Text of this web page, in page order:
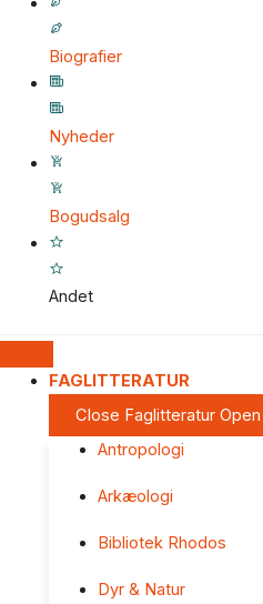
Biografier
Nyheder
Bogudsalg
Andet
FAGLITTERATUR
Close Faglitteratur
Antropologi
Arkæologi
Bibliotek Rhodos
Dyr & Natur